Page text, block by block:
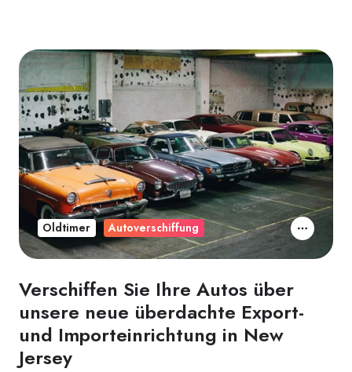
Verschiffen Sie Ihre Autos über
unsere neue überdachte Export-
und Importeinrichtung in New
Jersey
Oldtimer Autoverschiffung